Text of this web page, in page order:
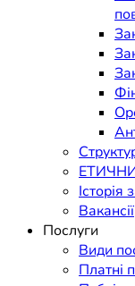
Історія
Вакансії
Послуги
Види
Платні